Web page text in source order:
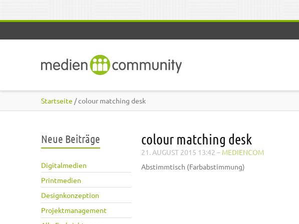
Startseite / colour matching desk
Neue Beiträge
Digitalmedien
Printmedien
Designkonzeption
Projektmanagement
colour matching desk
21. AUGUST 2015 13:42 – MEDIENCOM
Abstimmtisch (Farbabstimmung)